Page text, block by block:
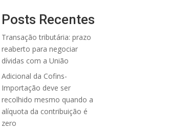
Posts Recentes
Transação tributária: prazo
reaberto para negociar
dívidas com a União
Adicional da Cofins-
Importação deve ser
recolhido mesmo quando a
alíquota da contribuição é
zero